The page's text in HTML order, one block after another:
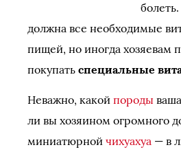
должна все необходимые
пищей, но иногда хозяевам
покупать специальные
Неважно, какой породы
ли вы хозяином огромного
миниатюрной чихуахуа — в